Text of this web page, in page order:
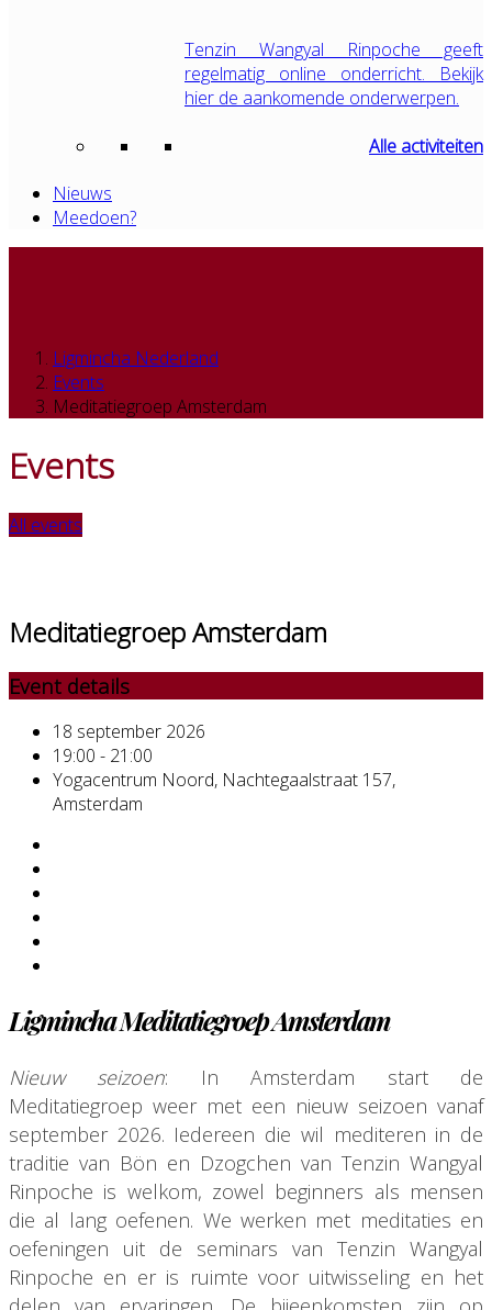
Tenzin Wangyal Rinpoche geeft
regelmatig online onderricht. Bekijk
hier de aankomende onderwerpen.
Alle activiteiten
Nieuws
Meedoen?
Ligmincha Nederland
Events
Meditatiegroep Amsterdam
Events
All events
Meditatiegroep Amsterdam
Event details
18 september 2026
19:00 - 21:00
Yogacentrum Noord, Nachtegaalstraat 157,
Amsterdam
Ligmincha Meditatiegroep Amsterdam
Nieuw seizoen: In Amsterdam start de
Meditatiegroep weer met een nieuw seizoen vanaf
september 2026. Iedereen die wil mediteren in de
traditie van Bön en Dzogchen van Tenzin Wangyal
Rinpoche is welkom, zowel beginners als mensen
die al lang oefenen. We werken met meditaties en
oefeningen uit de seminars van Tenzin Wangyal
Rinpoche en er is ruimte voor uitwisseling en het